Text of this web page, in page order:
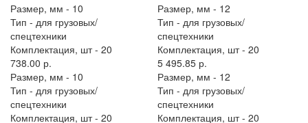
Размер, мм - 10
Тип - для грузовых/
спецтехники
Комплектация, шт - 20
738.00 р.
Размер, мм - 10
Тип - для грузовых/
спецтехники
Комплектация, шт - 20
Размер, мм - 12
Тип - для грузовых/
спецтехники
Комплектация, шт - 20
5 495.85 р.
Размер, мм - 12
Тип - для грузовых/
спецтехники
Комплектация, шт - 20